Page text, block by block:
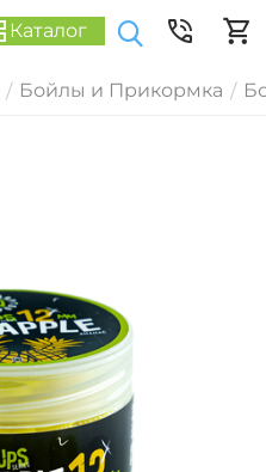
Каталог
/ Бойлы и Прикормка /